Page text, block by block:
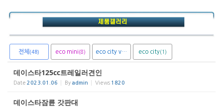
전체 (48) eco mini (8) eco city van eco city(1)
데이스타125cc트레일러견인
Date 2023.01.06 By admin Views 1820
데이스타잠륜 갓판대